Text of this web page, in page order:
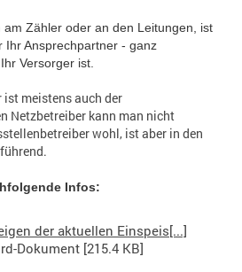
am Zähler oder an den Leitungen, ist
Ihr Ansprechpartner - ganz
Versorger ist.
ist meistens auch der
Netzbetreiber kann man nicht
wohl, ist aber in den
Infos:
der aktuellen Einspeis[...]
Dokument [215.4 KB]